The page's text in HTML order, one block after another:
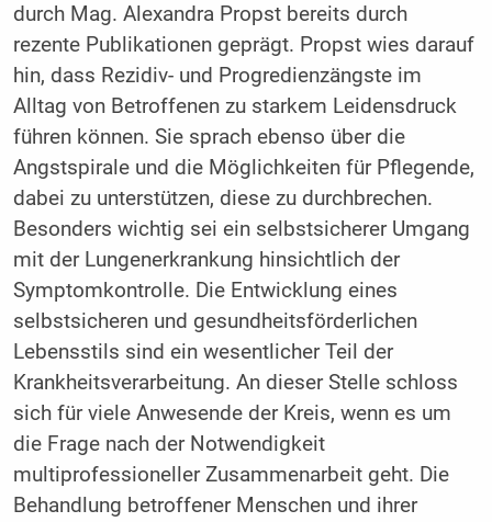
durch Mag. Alexandra Propst bereits durch
rezente Publikationen geprägt. Propst wies darauf
hin, dass Rezidiv- und Progredienzängste im
Alltag von Betroffenen zu starkem Leidensdruck
führen können. Sie sprach ebenso über die
Angstspirale und die Möglichkeiten für Pflegende,
dabei zu unterstützen, diese zu durchbrechen.
Besonders wichtig sei ein selbstsicherer Umgang
mit der Lungenerkrankung hinsichtlich der
Symptomkontrolle. Die Entwicklung eines
selbstsicheren und gesundheitsförderlichen
Lebensstils sind ein wesentlicher Teil der
Krankheitsverarbeitung. An dieser Stelle schloss
sich für viele Anwesende der Kreis, wenn es um
die Frage nach der Notwendigkeit
multiprofessioneller Zusammenarbeit geht. Die
Behandlung betroffener Menschen und ihrer